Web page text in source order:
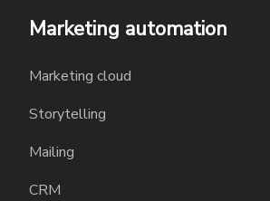
Marketing automation
Marketing cloud
Storytelling
Mailing
CRM